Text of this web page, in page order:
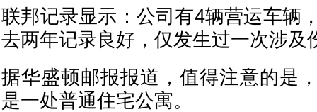
联邦记录显示：公司有4辆营运车辆
去两年记录良好，仅发生过一次涉及
据华盛顿邮报报道，值得注意的是
是一处普通住宅公寓。